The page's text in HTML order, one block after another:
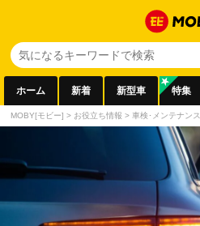
ホーム 新着 新型車 特集
MOBY[モビー] > お役立ち情報 > 車検･メンテナンス